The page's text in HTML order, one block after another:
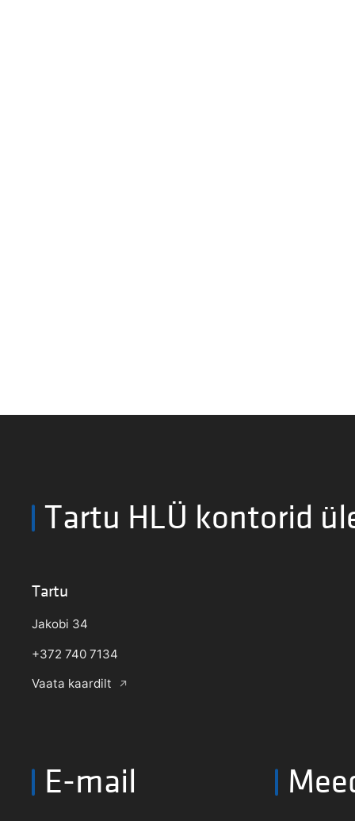
Tartu HLÜ kontorid
Tartu
Jakobi 34
+372 740 7134
Vaata kaardilt
E-mail